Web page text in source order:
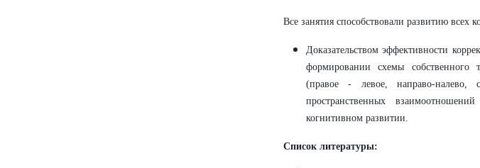
Все занятия способствовали развитию всех
Доказательством эффективности
формировании схемы собственного
(правое - левое, направо-налево,
пространственных
когнитивном развитии.
Список литературы: